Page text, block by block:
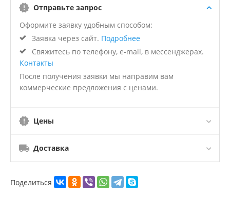
Отправьте запрос
Оформите заявку удобным способом:
Заявка через сайт. Подробнее
Свяжитесь по телефону, e-mail, в мессенджерах.
Контакты
После получения заявки мы направим вам
коммерческие предложения с ценами.
Цены
Доставка
Поделиться